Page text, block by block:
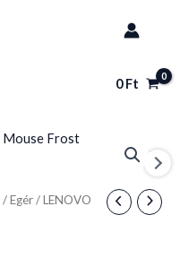
0Ft
/Egér/ LENOVO